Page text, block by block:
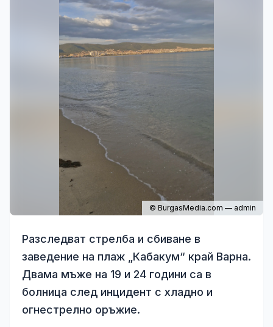
© BurgasMedia.com — admin
Разследват стрелба и сбиване в
заведение на плаж „Кабакум“ край Варна.
Двама мъже на 19 и 24 години са в
болница след инцидент с хладно и
огнестрелно оръжие.